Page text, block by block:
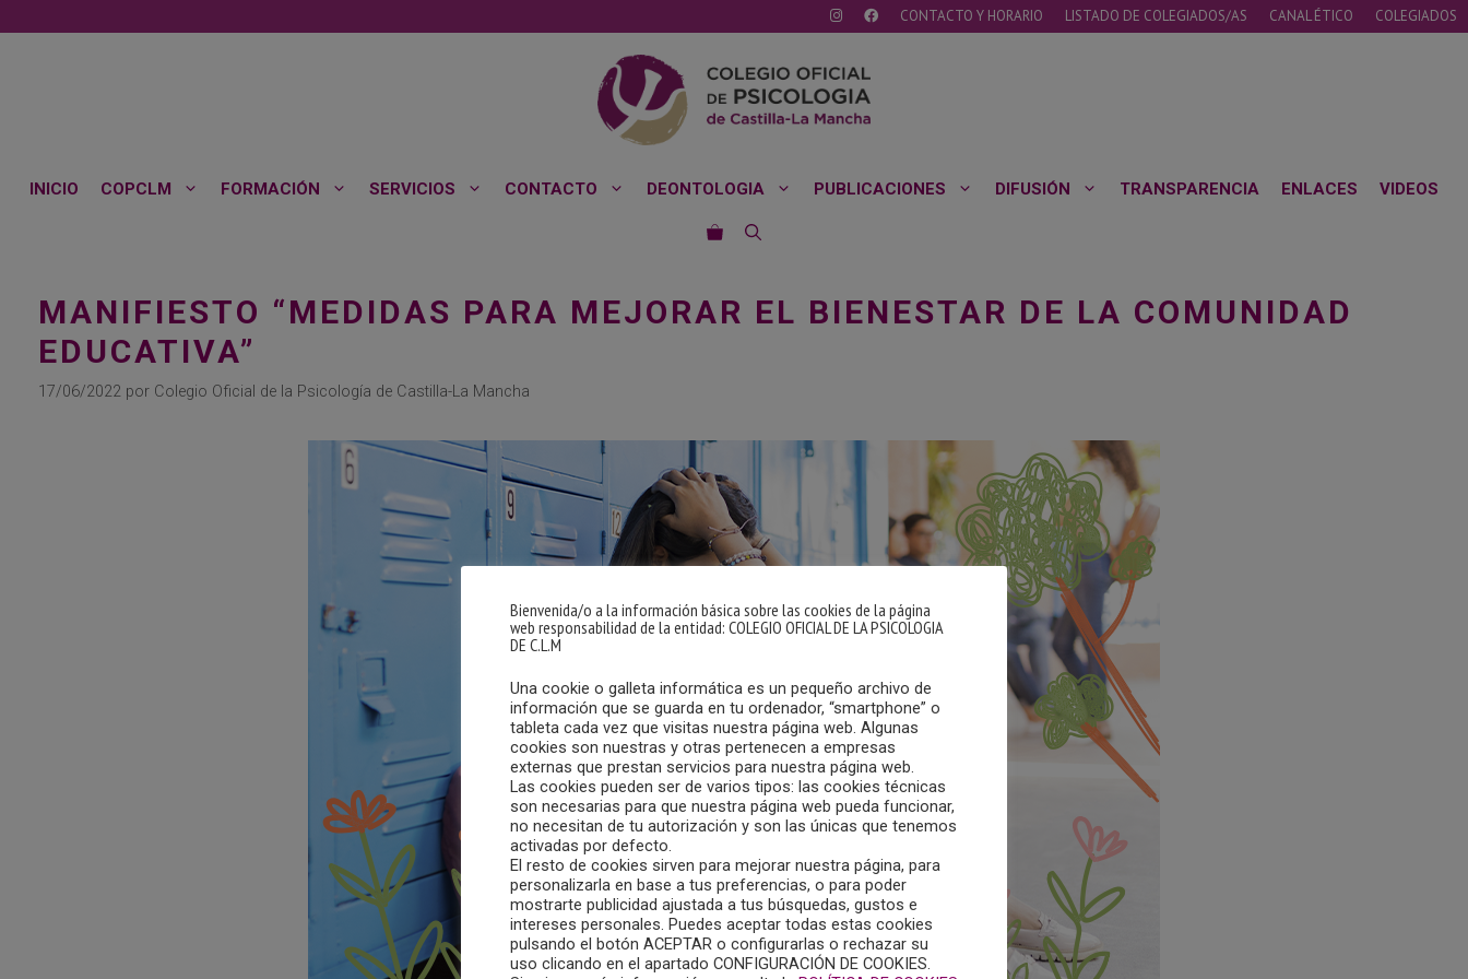
al
CONTACTO Y HORARIO LISTADO DE COLEGIADOS/AS CANAL ÉTICO COLEGIADOS
INICIO COPCLM FORMACIÓN SERVICIOS CONTACTO DEONTOLOGIA PUBLICACIONES DIFUSIÓN TRANSPARENCIA ENLACES VIDEOS
MANIFIESTO “MEDIDAS PARA MEJORAR EL BIENESTAR DE LA COMUNIDAD
EDUCATIVA”
17/06/2022 por Colegio Oficial de la Psicología de Castilla-La Mancha
Bienvenida/o a la información básica sobre las cookies de la página
web responsabilidad de la entidad: COLEGIO OFICIAL DE LA PSICOLOGIA
DE C.L.M
Una cookie o galleta informática es un pequeño archivo de
información que se guarda en tu ordenador, “smartphone” o
tableta cada vez que visitas nuestra página web. Algunas
cookies son nuestras y otras pertenecen a empresas
externas que prestan servicios para nuestra página web.
Las cookies pueden ser de varios tipos: las cookies técnicas
son necesarias para que nuestra página web pueda funcionar,
no necesitan de tu autorización y son las únicas que tenemos
activadas por defecto.
El resto de cookies sirven para mejorar nuestra página, para
personalizarla en base a tus preferencias, o para poder
mostrarte publicidad ajustada a tus búsquedas, gustos e
intereses personales. Puedes aceptar todas estas cookies
pulsando el botón ACEPTAR o configurarlas o rechazar su
uso clicando en el apartado CONFIGURACIÓN DE COOKIES.